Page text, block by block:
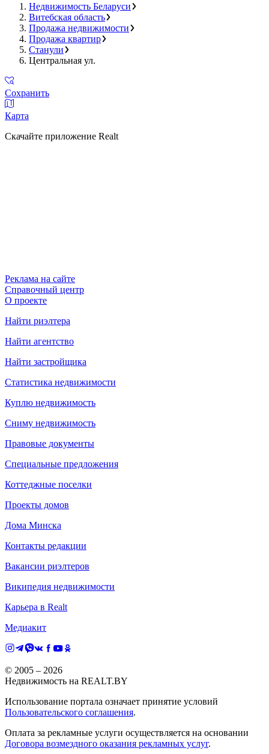
Недвижимость Беларуси
Витебская область
Продажа недвижимости
Продажа квартир
Станули
Центральная ул.
Сохранить
Карта
Скачайте приложение Realt
Реклама на сайте
Справочный центр
О проекте
Найти риэлтера
Найти агентство
Найти застройщика
Статистика недвижимости
Куплю недвижимость
Сниму недвижимость
Правовые документы
Специальные предложения
Коттеджные поселки
Проекты домов
Дома Минска
Контакты редакции
Вакансии риэлтеров
Википедия недвижимости
Карьера в Realt
Медиакит
© 2005 – 2026
Недвижимость на REALT.BY
Использование портала означает принятие условий
Пользовательского соглашения.
Оплата за рекламные услуги осуществляется на основании
Договора возмездного оказания рекламных услуг.